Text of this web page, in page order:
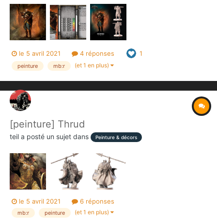
le 5 avril 2021 4 réponses 1
peinture mb:r (et 1 en plus)
[peinture] Thrud
teil a posté un sujet dans Peinture & décors
le 5 avril 2021 6 réponses
mb:r peinture (et 1 en plus)